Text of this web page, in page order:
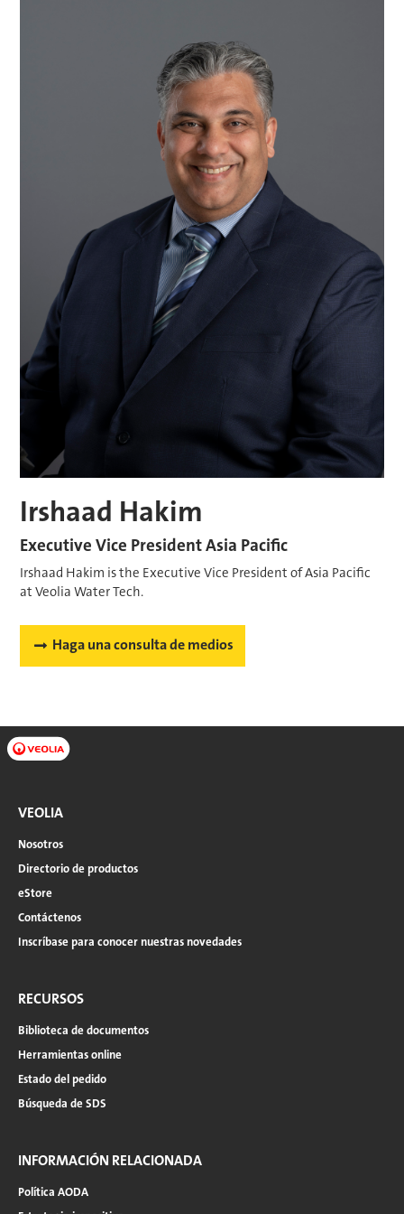
Irshaad Hakim
Executive Vice President Asia Pacific
Irshaad Hakim is the Executive Vice President of Asia Pacific
at Veolia Water Tech.
Haga una consulta de medios
VEOLIA
Nosotros
Directorio de productos
eStore
Contáctenos
Inscríbase para conocer nuestras novedades
RECURSOS
Biblioteca de documentos
Herramientas online
Estado del pedido
Búsqueda de SDS
INFORMACIÓN RELACIONADA
Política AODA